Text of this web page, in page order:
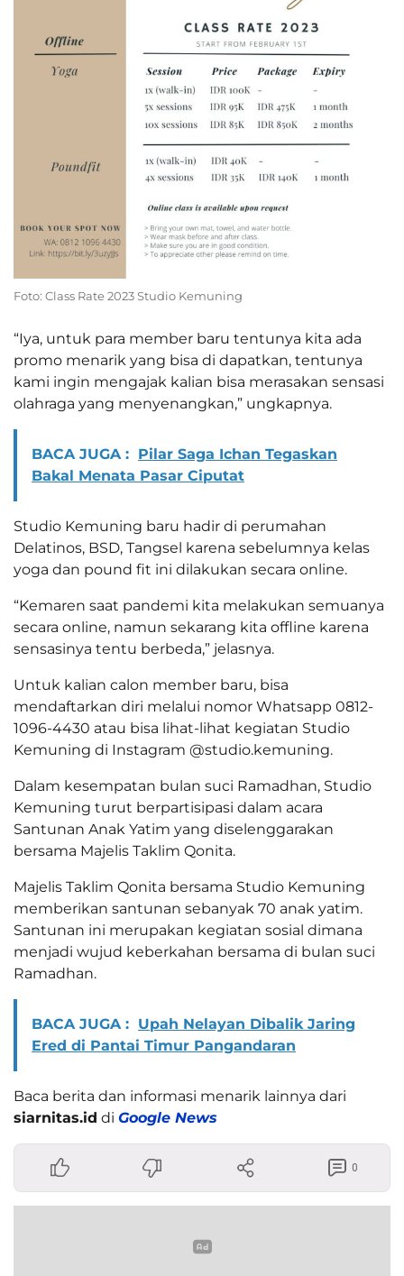
Foto: Class Rate 2023 Studio Kemuning
“Iya, untuk para member baru tentunya kita ada
promo menarik yang bisa di dapatkan, tentunya
kami ingin mengajak kalian bisa merasakan sensasi
olahraga yang menyenangkan,” ungkapnya.
BACA JUGA : Pilar Saga Ichan Tegaskan
Bakal Menata Pasar Ciputat
Studio Kemuning baru hadir di perumahan
Delatinos, BSD, Tangsel karena sebelumnya kelas
yoga dan pound fit ini dilakukan secara online.
“Kemaren saat pandemi kita melakukan semuanya
secara online, namun sekarang kita offline karena
sensasinya tentu berbeda,” jelasnya.
Untuk kalian calon member baru, bisa
mendaftarkan diri melalui nomor Whatsapp 0812-
1096-4430 atau bisa lihat-lihat kegiatan Studio
Kemuning di Instagram @studio.kemuning.
Dalam kesempatan bulan suci Ramadhan, Studio
Kemuning turut berpartisipasi dalam acara
Santunan Anak Yatim yang diselenggarakan
bersama Majelis Taklim Qonita.
Majelis Taklim Qonita bersama Studio Kemuning
memberikan santunan sebanyak 70 anak yatim.
Santunan ini merupakan kegiatan sosial dimana
menjadi wujud keberkahan bersama di bulan suci
Ramadhan.
BACA JUGA : Upah Nelayan Dibalik Jaring
Ered di Pantai Timur Pangandaran
Baca berita dan informasi menarik lainnya dari
siarnitas.id di Google News
0